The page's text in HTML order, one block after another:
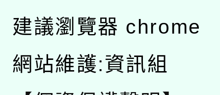
建議瀏覽器 chrome
網站維護:資訊組